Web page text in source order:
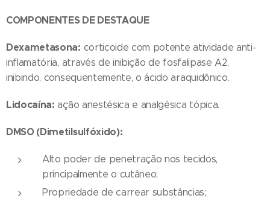
COMPONENTES DE DESTAQUE
Dexametasona: corticoide com potente atividade anti-
inflamatória, através de inibição de fosfalipase A2,
inibindo, consequentemente, o ácido araquidônico.
Lidocaína: ação anestésica e analgésica tópica.
DMSO (Dimetilsulfóxido):
Alto poder de penetração nos tecidos,
principalmente o cutâneo;
Propriedade de carrear substâncias;